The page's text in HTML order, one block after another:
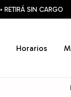
• RETIRÁ SIN CARGO
Horarios
HECHO EN